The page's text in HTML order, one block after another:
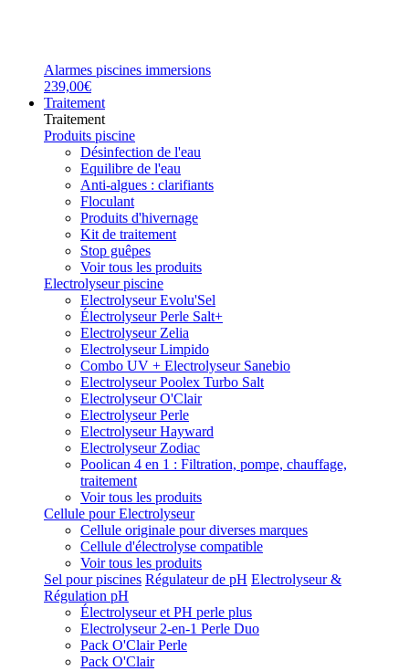
Alarmes piscines immersions
239,00€
Traitement
Traitement
Produits piscine
Désinfection de l'eau
Equilibre de l'eau
Anti-algues : clarifiants
Floculant
Produits d'hivernage
Kit de traitement
Stop guêpes
Voir tous les produits
Electrolyseur piscine
Electrolyseur Evolu'Sel
Électrolyseur Perle Salt+
Electrolyseur Zelia
Electrolyseur Limpido
Combo UV + Electrolyseur Sanebio
Electrolyseur Poolex Turbo Salt
Electrolyseur O'Clair
Electrolyseur Perle
Electrolyseur Hayward
Electrolyseur Zodiac
Poolican 4 en 1 : Filtration, pompe, chauffage,
traitement
Voir tous les produits
Cellule pour Electrolyseur
Cellule originale pour diverses marques
Cellule d'électrolyse compatible
Voir tous les produits
Sel pour piscines Régulateur de pH Electrolyseur &
Régulation pH
Électrolyseur et PH perle plus
Electrolyseur 2-en-1 Perle Duo
Pack O'Clair Perle
Pack O'Clair